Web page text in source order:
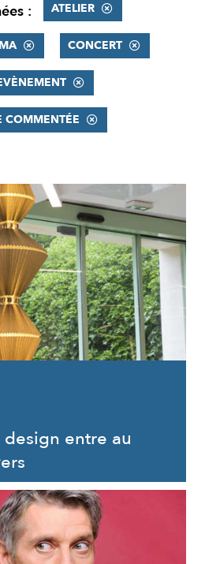
: ATELIER
CONCERT
COMMENTÉE
entre au